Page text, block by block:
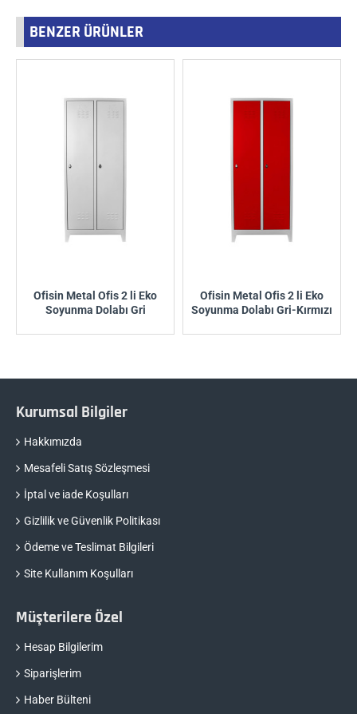
BENZER ÜRÜNLER
Ofisin Metal Ofis 2 li Eko
Soyunma Dolabı Gri
Ofisin Metal Ofis 2 li Eko
Soyunma Dolabı Gri-Kırmızı
Kurumsal Bilgiler
Hakkımızda
Mesafeli Satış Sözleşmesi
İptal ve iade Koşulları
Gizlilik ve Güvenlik Politikası
Ödeme ve Teslimat Bilgileri
Site Kullanım Koşulları
Müşterilere Özel
Hesap Bilgilerim
Siparişlerim
Haber Bülteni